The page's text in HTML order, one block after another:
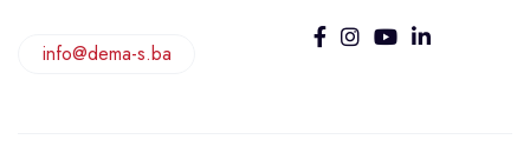
info@dema-s.ba